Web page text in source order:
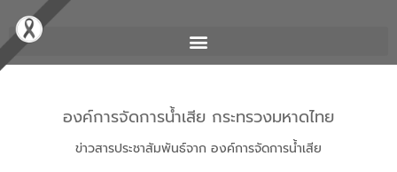
องค์การจัดการน้ำเสีย กระทรวงมหาดไทย
ข่าวสารประชาสัมพันธ์จาก องค์การจัดการน้ำเสีย